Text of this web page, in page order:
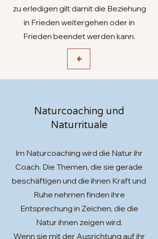
zu erledigen gilt damit die Beziehung
in Frieden weitergehen oder in
Frieden beendet werden kann.
Naturcoaching und
Naturrituale
Im Naturcoaching wird die Natur ihr
Coach. Die Themen, die sie gerade
beschäftigen und die ihnen Kraft und
Ruhe nehmen finden ihre
Entsprechung in Zeichen, die die
Natur ihnen zeigen wird.
Wenn sie mit der Ausrichtung auf ihr